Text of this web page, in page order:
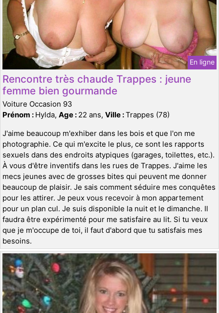
En ligne
Rencontre très chaude Trappes : jeune
femme bien gourmande
Voiture Occasion 93
Prénom : Hylda, Age : 22 ans, Ville :Trappes (78)
J'aime beaucoup m'exhiber dans les bois et que l'on me
photographie. Ce qui m'excite le plus, ce sont les rapports
sexuels dans des endroits atypiques (garages, toilettes, etc.).
À vous d'être inventifs dans les rues de Trappes. J'aime les
mecs jeunes avec de grosses bites qui peuvent me donner
beaucoup de plaisir. Je sais comment séduire mes conquêtes
pour les attirer. Je peux vous recevoir à mon appartement
pour un plan cul. Je suis disponible la nuit et le dimanche. Il
faudra être expérimenté pour me satisfaire au lit. Si tu veux
que je m'occupe de toi, il faut d'abord que tu satisfais mes
besoins.